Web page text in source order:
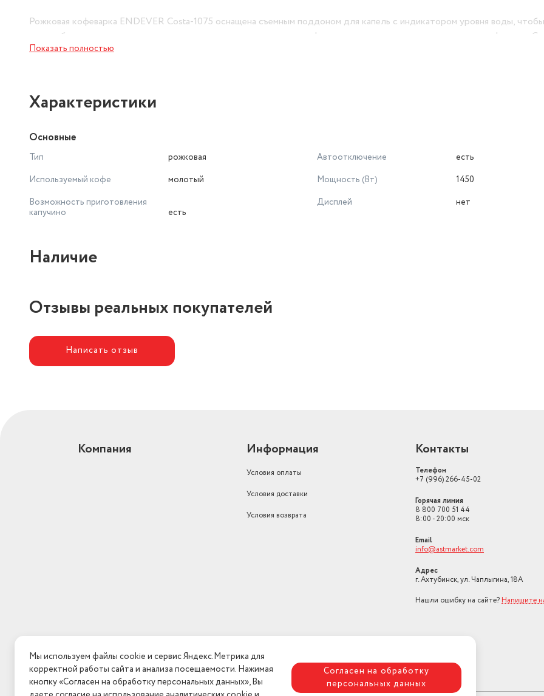
Рожковая кофеварка ENDEVER Costa-1075 оснащена съемным поддоном для капель с индикатором уровня воды,
смогли без труда выливать остатки воды после приготовления кофе и при этом не мыть полностью саму кофеварку.
резервуар для воды 1,4 л.Сверху кофеварки находится специальная площадка для подогрева чашек. Настоящие
Вам не нужно высчитывать нужное количество кофе, а просто использовать необходимый фильтр. В комплекте также
мерная ложка-уплотнитель для кофе. Предусмотрена защита от перегрева и избыточного давления.
Приятного времяпровождения в компании с кофеваркой ENDEVER Costa-1075!
Показать полностью
Характеристики
Основные
Тип
рожковая
Используемый кофе
молотый
Возможность приготовления
капучино
есть
Автоотключение
есть
Мощность (Вт)
1450
Дисплей
нет
Наличие
Отзывы реальных покупателей
Написать отзыв
Компания Информация
Условия оплаты
Условия доставки
Условия возврата
Контакты
Телефон
+7 (996) 266-45-02
Горячая линия
8 800 700 51 44
8:00 - 20:00 мск
Email
info@astmarket.com
Адрес
г. Ахтубинск, ул. Чаплыгина, 18А
Нашли ошибку на сайте? Напишите
Мы используем файлы cookie и сервис Яндекс.Метрика для
корректной работы сайта и анализа посещаемости. Нажимая
кнопку «Согласен на обработку персональных данных», Вы
Согласен на обработку
персональных данных